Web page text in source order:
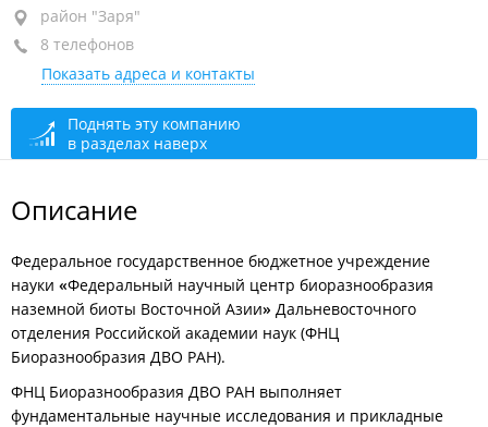
район "Заря", пр-т 100-летия Владивостока, 159
+7 (423) 231-04-57
+7 (423) 231-06-83ученый секретарь
+7 (423) 231-04-10орг. отдел
+7 (423) 231-04-15отдел кадров
+7 (423) 231-01-90
+7 (423) 231-04-69зам. директора по науке
+7 (423) 237-46-63теплица
сегодня закрыто
район "Заря"
8 телефонов
Показать адреса и контакты
Поднять эту компанию
в разделах наверх
Описание
Федеральное государственное бюджетное учреждение
науки «Федеральный научный центр биоразнообразия
наземной биоты Восточной Азии» Дальневосточного
отделения Российской академии наук (ФНЦ
Биоразнообразия ДВО РАН).
ФНЦ Биоразнообразия ДВО РАН выполняет
фундаментальные научные исследования и прикладные